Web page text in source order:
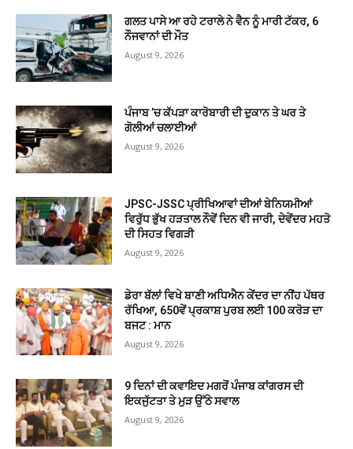
ਗਲਤ ਪਾਸੇ ਆ ਰਹੇ ਟਰਾਲੇ ਨੇ ਵੈਨ ਨੂੰ ਮਾਰੀ ਟੱਕਰ, 6
ਨੌਜਵਾਨਾਂ ਦੀ ਮੌਤ
August 9, 2026
ਪੰਜਾਬ ’ਚ ਕੱਪੜਾ ਕਾਰੋਬਾਰੀ ਦੀ ਦੁਕਾਨ ਤੇ ਘਰ ਤੇ
ਗੋਲੀਆਂ ਚਲਾਈਆਂ
August 9, 2026
JPSC-JSSC ਪ੍ਰੀਖਿਆਵਾਂ ਦੀਆਂ ਬੇਨਿਯਮੀਆਂ
ਵਿਰੁੱਧ ਭੁੱਖ ਹੜਤਾਲ ਨੌਵੇਂ ਦਿਨ ਵੀ ਜਾਰੀ, ਦੇਵੇਂਦਰ ਮਹਤੋ
ਦੀ ਸਿਹਤ ਵਿਗੜੀ
August 9, 2026
ਡੇਰਾ ਬੱਲਾਂ ਵਿਖੇ ਬਾਣੀ ਅਧਿਐਨ ਕੇਂਦਰ ਦਾ ਨੀਂਹ ਪੱਥਰ
ਰੱਖਿਆ, 650ਵੇਂ ਪ੍ਰਕਾਸ਼ ਪੁਰਬ ਲਈ 100 ਕਰੋੜ ਦਾ
ਬਜਟ : ਮਾਨ
August 9, 2026
9 ਦਿਨਾਂ ਦੀ ਕਵਾਇਦ ਮਗਰੋਂ ਪੰਜਾਬ ਕਾਂਗਰਸ ਦੀ
ਇਕਜੁੱਟਤਾ ਤੇ ਮੁੜ ਉੱਠੇ ਸਵਾਲ
August 9, 2026